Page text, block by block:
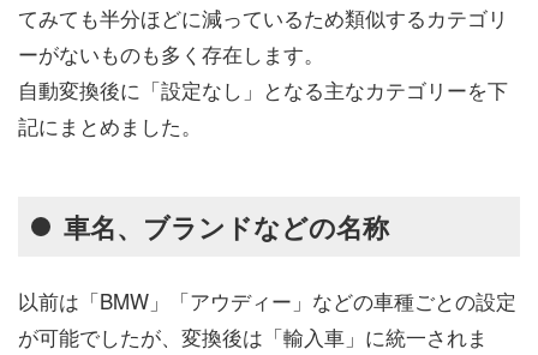
てみても半分ほどに減っているため類似するカテゴリ
ーがないものも多く存在します。
自動変換後に「設定なし」となる主なカテゴリーを下
記にまとめました。
車名、ブランドなどの名称
以前は「BMW」「アウディー」などの車種ごとの設定
が可能でしたが、変換後は「輸入車」に統一されま